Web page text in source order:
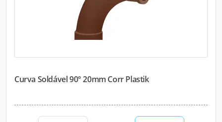
Curva Soldável 90° 20mm Corr Plastik